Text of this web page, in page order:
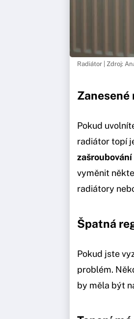
Radiátor | Zdroj:
Pokud
radiátor topí
zašroubování
vyměnit
radiátory
Špatná
Pokud jste
problém.
by měla být